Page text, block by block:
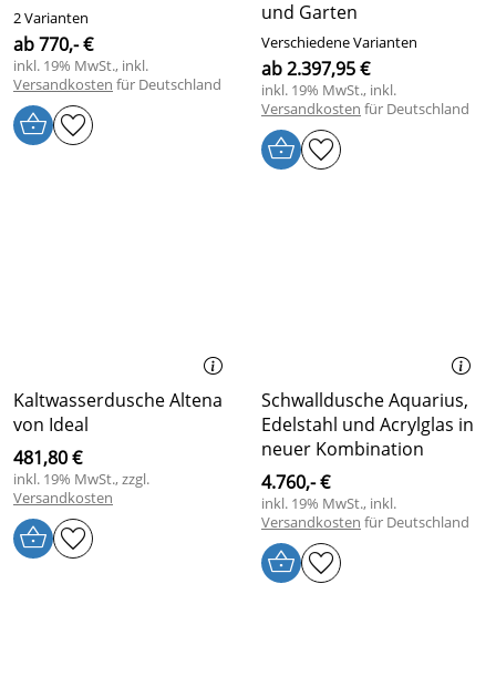
2 Varianten
ab 770,- €
inkl. 19% MwSt., inkl.
Versandkosten für Deutschland
und Garten
Verschiedene Varianten
ab 2.397,95 €
inkl. 19% MwSt., inkl.
Versandkosten für Deutschland
Kaltwasserdusche Altena
von Ideal
481,80 €
inkl. 19% MwSt., zzgl.
Versandkosten
Schwalldusche Aquarius,
Edelstahl und Acrylglas in
neuer Kombination
4.760,- €
inkl. 19% MwSt., inkl.
Versandkosten für Deutschland